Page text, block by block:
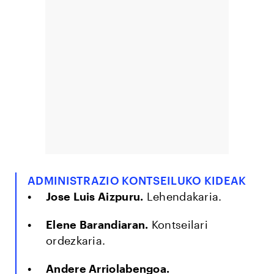
ADMINISTRAZIO KONTSEILUKO KIDEAK
Jose Luis Aizpuru. Lehendakaria.
Elene Barandiaran. Kontseilari
ordezkaria.
Andere Arriolabengoa.